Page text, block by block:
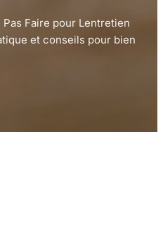
Faire pour Lentretien
et conseils pour bien